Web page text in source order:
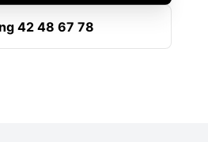
42 48 67 78